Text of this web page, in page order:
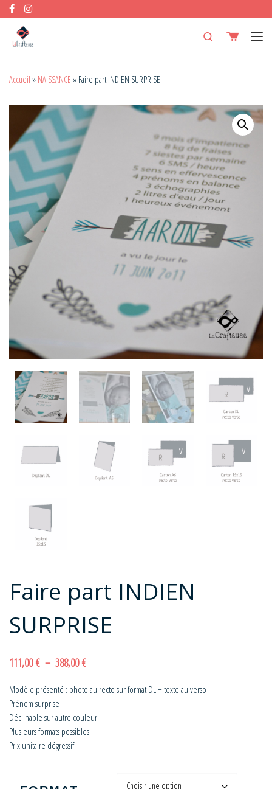
Skip to content
Search
Accueil » NAISSANCE » Faire part INDIEN SURPRISE
Faire part INDIEN
SURPRISE
111,00€ – 388,00€Plage de prix : 111,00 € à 388,00 €
Modèle présenté : photo au recto sur format DL + texte au verso
Prénom surprise
Déclinable sur autre couleur
Plusieurs formats possibles
Prix unitaire dégressif